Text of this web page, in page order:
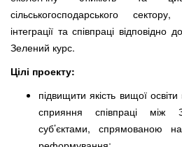
сільськогосподарського
інтеграції та співпраці відповідно
Зелений курс.
Цілі проекту:
підвищити якість вищої
сприяння співпраці між
суб’єктами, спрямованою